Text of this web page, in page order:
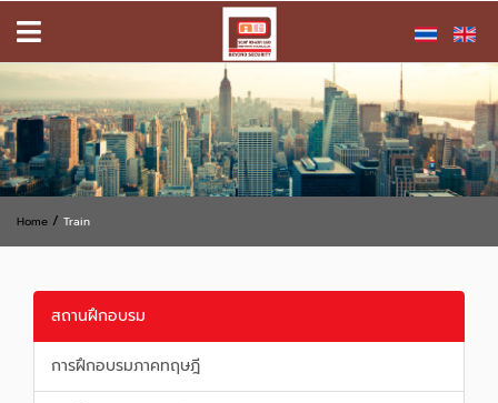
Home / Train
สถานฝึกอบรม
การฝึกอบรมภาคทฤษฎี